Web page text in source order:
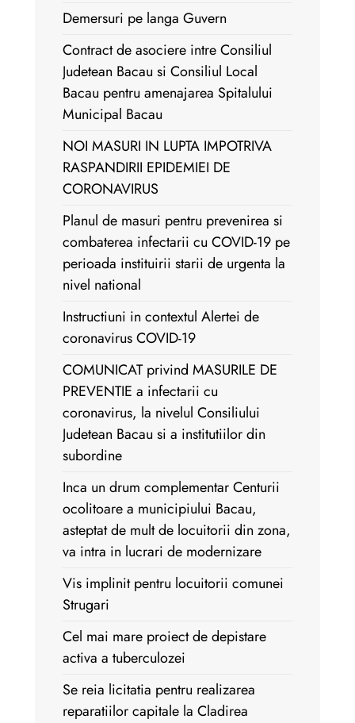
Demersuri pe langa Guvern
Contract de asociere intre Consiliul
Judetean Bacau si Consiliul Local
Bacau pentru amenajarea Spitalului
Municipal Bacau
NOI MASURI IN LUPTA IMPOTRIVA
RASPANDIRII EPIDEMIEI DE
CORONAVIRUS
Planul de masuri pentru prevenirea si
combaterea infectarii cu COVID-19 pe
perioada instituirii starii de urgenta la
nivel national
Instructiuni in contextul Alertei de
coronavirus COVID-19
COMUNICAT privind MASURILE DE
PREVENTIE a infectarii cu
coronavirus, la nivelul Consiliului
Judetean Bacau si a institutiilor din
subordine
Inca un drum complementar Centurii
ocolitoare a municipiului Bacau,
asteptat de mult de locuitorii din zona,
va intra in lucrari de modernizare
Vis implinit pentru locuitorii comunei
Strugari
Cel mai mare proiect de depistare
activa a tuberculozei
Se reia licitatia pentru realizarea
reparatiilor capitale la Cladirea